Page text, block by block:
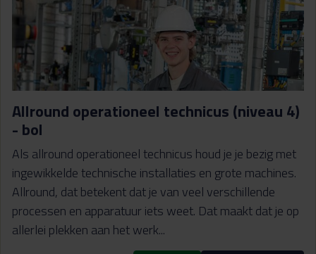
Allround operationeel technicus (niveau 4)
- bol
Als allround operationeel technicus houd je je bezig met
ingewikkelde technische installaties en grote machines.
Allround, dat betekent dat je van veel verschillende
processen en apparatuur iets weet. Dat maakt dat je op
allerlei plekken aan het werk...